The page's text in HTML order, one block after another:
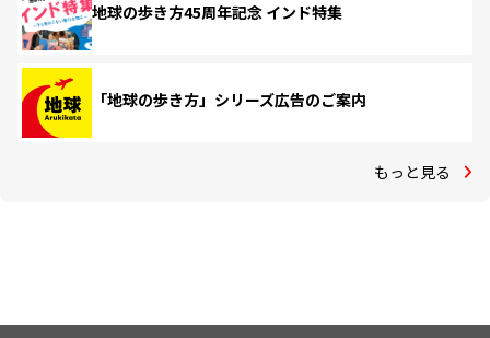
地球の歩き方45周年記念 インド特集
「地球の歩き方」シリーズ広告のご案内
もっと見る